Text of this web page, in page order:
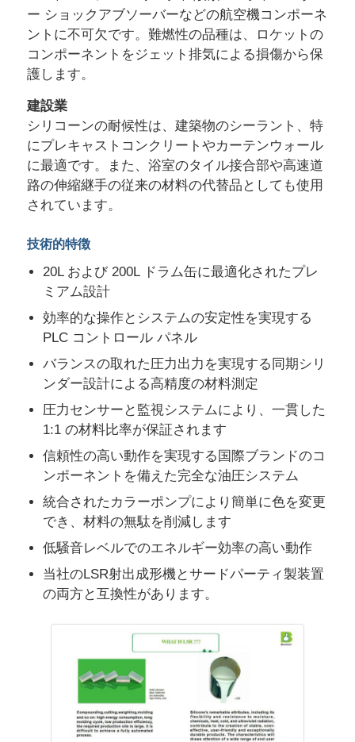
会社案内
品質管理
お問い合わせ
ニュース
すべての場合
見積依頼
LSR射出成形機
LSR 投与システム
オーバーモールディングマシン
インジェクション鋳造機用アクセサリー
液体シリコンゴム注射型
液体のシリコーンの鋳造物
シリコンゴムの注射型
ー ショックアブソーバーなどの航空機コンポーネ
ントに不可欠です。難燃性の品種は、ロケットの
コンポーネントをジェット排気による損傷から保
護します。
建設業
シリコーンの耐候性は、建築物のシーラント、特
にプレキャストコンクリートやカーテンウォール
に最適です。また、浴室のタイル接合部や高速道
路の伸縮継手の従来の材料の代替品としても使用
されています。
技術的特徴
20L および 200L ドラム缶に最適化されたプレ
ミアム設計
効率的な操作とシステムの安定性を実現する
PLC コントロール パネル
バランスの取れた圧力出力を実現する同期シリ
ンダー設計による高精度の材料測定
圧力センサーと監視システムにより、一貫した
1:1 の材料比率が保証されます
信頼性の高い動作を実現する国際ブランドのコ
ンポーネントを備えた完全な油圧システム
統合されたカラーポンプにより簡単に色を変更
でき、材料の無駄を削減します
低騒音レベルでのエネルギー効率の高い動作
当社のLSR射出成形機とサードパーティ製装置
の両方と互換性があります。